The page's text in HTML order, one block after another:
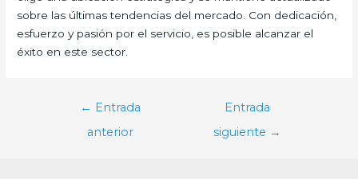
sobre las últimas tendencias del mercado. Con dedicación,
esfuerzo y pasión por el servicio, es posible alcanzar el
éxito en este sector.
Navegación
entradas
← Entrada
anterior
Entrada
siguiente →